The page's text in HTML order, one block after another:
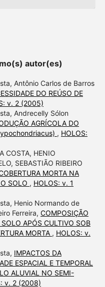
autor(es)
Antônio Carlos de Barros
DO REÚSO DE
v. 2 (2005)
Andrecelly Sólon
AGRÍCOLA DO
, HOLOS:
COSTA, HENIO
SEBASTIÃO RIBEIRO
MORTA NA
SOLO , HOLOS: v. 1
Henio Normando de
Ferreira, COMPOSIÇÃO
APÓS CULTIVO SOB
MORTA , HOLOS: v.
IMPACTOS DA
ESPACIAL E TEMPORAL
ALUVIAL NO SEMI-
v. 2 (2008)